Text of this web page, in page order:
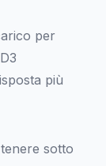
per
più
sotto